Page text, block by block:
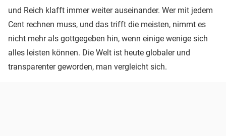
und Reich klafft immer weiter auseinander. Wer mit jedem
Cent rechnen muss, und das trifft die meisten, nimmt es
nicht mehr als gottgegeben hin, wenn einige wenige sich
alles leisten können. Die Welt ist heute globaler und
transparenter geworden, man vergleicht sich.